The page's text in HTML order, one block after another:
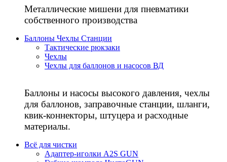
Металлические мишени для пневматики
собственного производства
Баллоны Чехлы Станции
Тактические рюкзаки
Чехлы
Чехлы для баллонов и насосов ВД
Баллоны и насосы высокого давления, чехлы
для баллонов, заправочные станции, шланги,
квик-коннекторы, штуцера и расходные
материалы.
Всё для чистки
Адаптер-иголки A2S GUN